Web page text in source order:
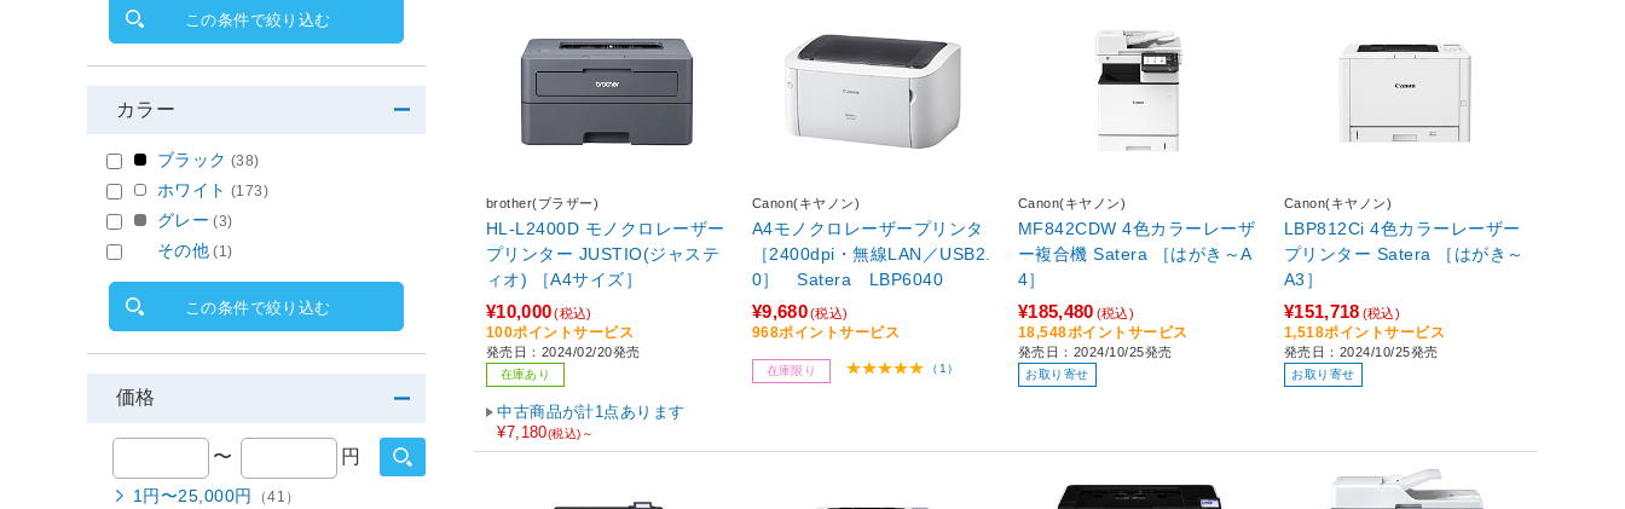
brother(ブラザー)
HL-L2400D モノクロレーザー
プリンター JUSTIO(ジャステ
ィオ) ［A4サイズ］
¥10,000(税込)
100ポイントサービス
発売日：2024/02/20発売
在庫あり
中古商品が計1点あります
¥7,180(税込)～
Canon(キヤノン)
A4モノクロレーザープリンタ
［2400dpi・無線LAN／USB2.
0］ Satera LBP6040
¥9,680(税込)
968ポイントサービス
在庫限り （1）
Canon(キヤノン)
MF842CDW 4色カラーレーザ
ー複合機 Satera ［はがき～A
4］
¥185,480 (税込)
18,548ポイントサービス
発売日：2024/10/25発売
お取り寄せ
Canon(キヤノン)
LBP812Ci 4色カラーレーザー
プリンター Satera ［はがき～
A3］
¥151,718 (税込)
1,518ポイントサービス
発売日：2024/10/25発売
お取り寄せ
この条件で絞り込む
カラー
ブラック (38)
ホワイト (173)
グレー (3)
その他 (1)
この条件で絞り込む
価格
〜 円
1円〜25,000円 （41）